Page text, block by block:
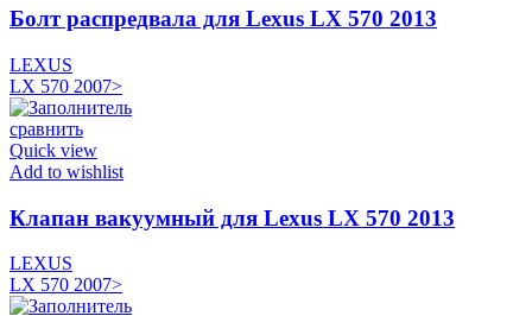
Болт распредвала для Lexus LX 570 2013
LEXUS
LX 570 2007>
сравнить
Quick view
Add to wishlist
Клапан вакуумный для Lexus LX 570 2013
LEXUS
LX 570 2007>